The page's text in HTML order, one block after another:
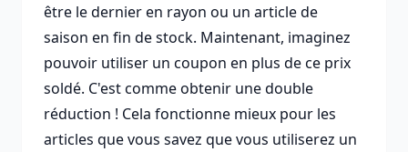
être le dernier en rayon ou un article de
saison en fin de stock. Maintenant, imaginez
pouvoir utiliser un coupon en plus de ce prix
soldé. C'est comme obtenir une double
réduction ! Cela fonctionne mieux pour les
articles que vous savez que vous utiliserez un